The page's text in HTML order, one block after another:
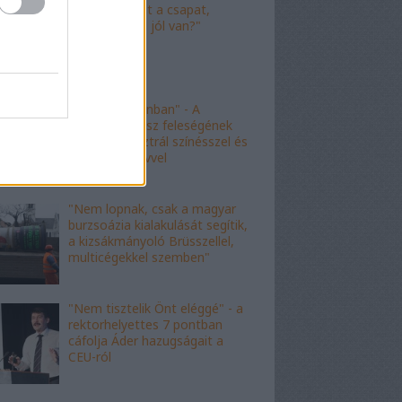
"Nagyot ment a csapat,
Viktor! Család jól van?"
"nem kishazánban" - A
fideszes borász feleségének
esete az ausztrál színésszel és
az angol nyelvvel
"Nem lopnak, csak a magyar
burzsoázia kialakulását segítik,
a kizsákmányoló Brüsszellel,
multicégekkel szemben"
"Nem tisztelik Önt eléggé" - a
rektorhelyettes 7 pontban
cáfolja Áder hazugságait a
CEU-ról